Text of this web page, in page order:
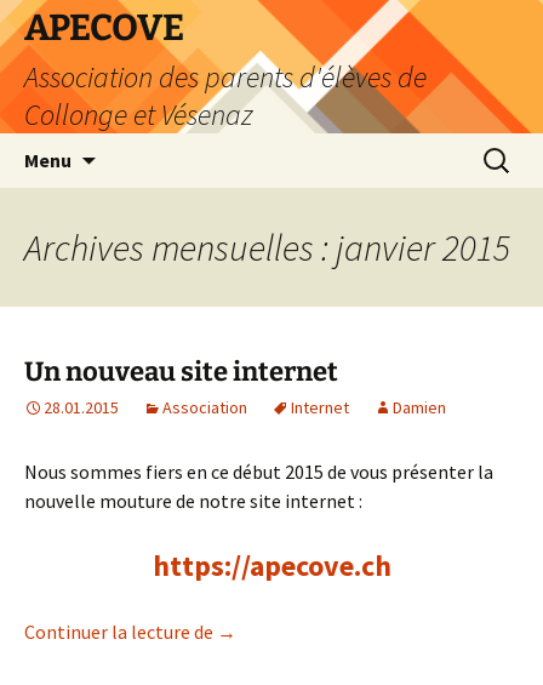
Aller
au
contenu
APECOVE
Association des parents d'élèves de
Collonge et Vésenaz
Menu
Archives mensuelles : janvier 2015
Un nouveau site internet
28.01.2015 Association Internet Damien
Nous sommes fiers en ce début 2015 de vous présenter la
nouvelle mouture de notre site internet :
https://apecove.ch
Continuer la lecture de Un nouveau site internet
→